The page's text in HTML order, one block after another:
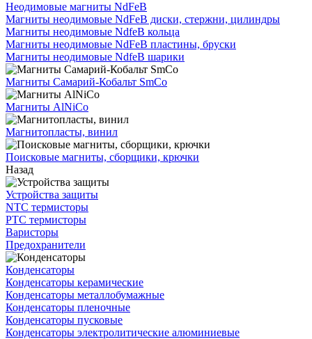
Неодимовые магниты NdFeB
Магниты неодимовые NdFeB диски, стержни, цилиндры
Магниты неодимовые NdfeB кольца
Магниты неодимовые NdFeB пластины, бруски
Магниты неодимовые NdfeB шарики
Магниты Самарий-Кобальт SmCo
Магниты AlNiCo
Магнитопласты, винил
Поисковые магниты, сборщики, крючки
Назад
Устройства защиты
NTC термисторы
PTC термисторы
Варисторы
Предохранители
Конденсаторы
Конденсаторы керамические
Конденсаторы металлобумажные
Конденсаторы пленочные
Конденсаторы пусковые
Конденсаторы электролитические алюминиевые